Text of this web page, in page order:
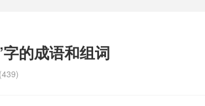
的成语和组词